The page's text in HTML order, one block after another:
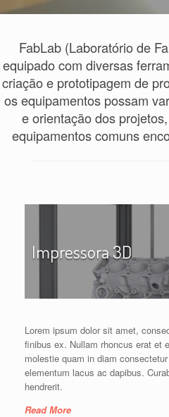
FabLab (Laboratório de
equipado com diversas
criação e prototipagem de
os equipamentos possam
e orientação dos
equipamentos comuns
Impressora 3D
Lorem ipsum dolor sit amet,
finibus ex. Nullam rhoncus erat et
molestie quam in diam
elementum lacus ac dapibus.
hendrerit.
Read More